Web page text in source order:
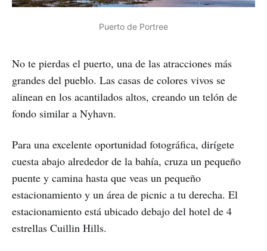
Puerto de Portree
No te pierdas el puerto, una de las atracciones más
grandes del pueblo. Las casas de colores vivos se
alinean en los acantilados altos, creando un telón de
fondo similar a Nyhavn.
Para una excelente oportunidad fotográfica, dirígete
cuesta abajo alrededor de la bahía, cruza un pequeño
puente y camina hasta que veas un pequeño
estacionamiento y un área de picnic a tu derecha. El
estacionamiento está ubicado debajo del hotel de 4
estrellas Cuillin Hills.